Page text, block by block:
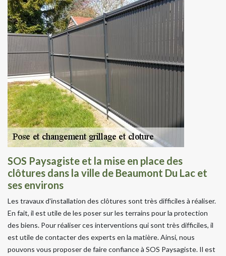
SOS Paysagiste et la mise en place des
clôtures dans la ville de Beaumont Du Lac et
ses environs
Les travaux d'installation des clôtures sont très difficiles à réaliser.
En fait, il est utile de les poser sur les terrains pour la protection
des biens. Pour réaliser ces interventions qui sont très difficiles, il
est utile de contacter des experts en la matière. Ainsi, nous
pouvons vous proposer de faire confiance à SOS Paysagiste. Il est